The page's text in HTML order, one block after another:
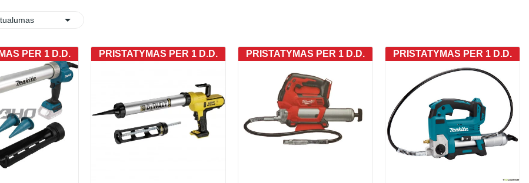

PER 1 D.D. PRISTATYMAS PER 1 D.D. PRISTATYMAS PER 1 D.D. PRISTATYMAS PER 1 D.D.